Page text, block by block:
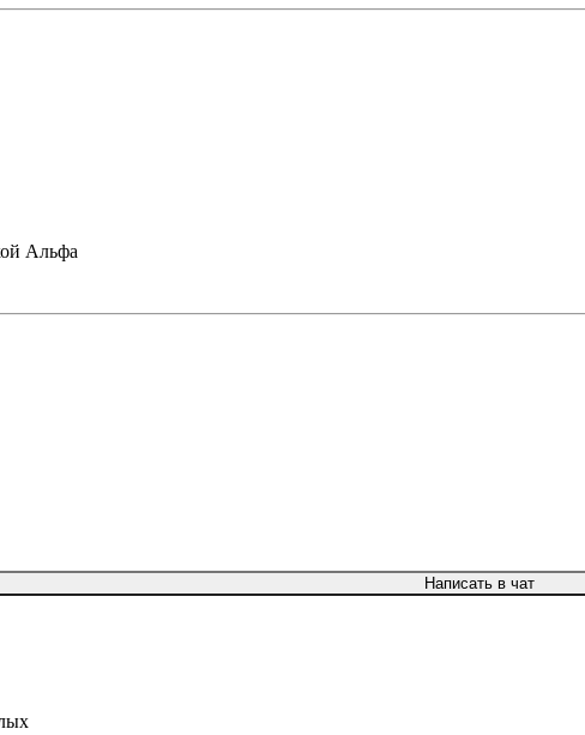
Альфа
Написать в чат